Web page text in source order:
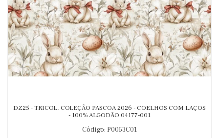
DZ25 - TRICOL. COLEÇÃO PASCOA 2026 - COELHOS COM LAÇOS
- 100% ALGODÃO 04177-001
Código: P0053C01